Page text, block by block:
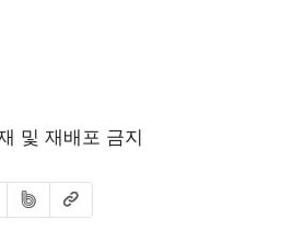
및 재배포 금지
기
기
버 공유하기
밴드 공유하기
URL복사